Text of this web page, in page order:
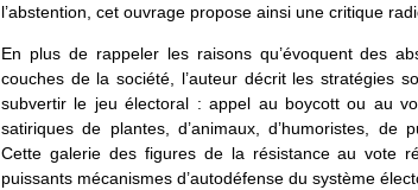
l’abstention, cet ouvrage propose ainsi une critique
En plus de rappeler les raisons qu’évoquent des
couches de la société, l’auteur décrit les stratégies
subvertir le jeu électoral : appel au boycott ou au
satiriques de plantes, d’animaux, d’humoristes, de
Cette galerie des figures de la résistance au vote
puissants mécanismes d’autodéfense du système